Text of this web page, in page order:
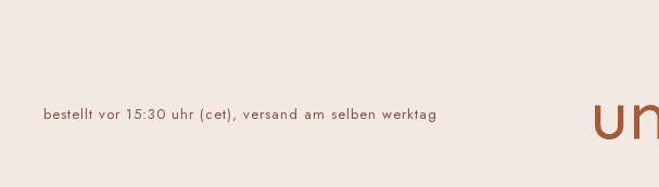
bestellt vor 15:30 uhr (cet), versand am selben werktag